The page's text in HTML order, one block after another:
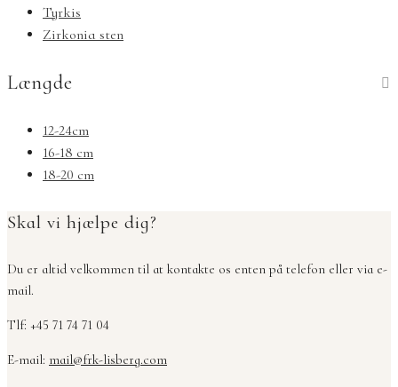
Tyrkis
Zirkonia sten
Længde
12-24cm
16-18 cm
18-20 cm
Skal vi hjælpe dig?
Du er altid velkommen til at kontakte os enten på telefon eller via e-
mail.
Tlf: +45 71 74 71 04
E-mail: mail@frk-lisberg.com